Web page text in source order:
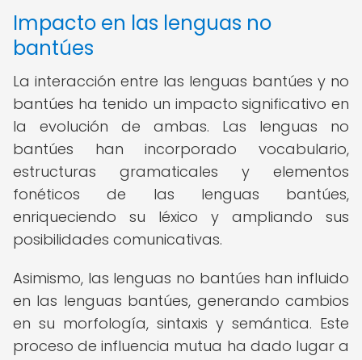
Impacto en las lenguas no
bantúes
La interacción entre las lenguas bantúes y no
bantúes ha tenido un impacto significativo en
la evolución de ambas. Las lenguas no
bantúes han incorporado vocabulario,
estructuras gramaticales y elementos
fonéticos de las lenguas bantúes,
enriqueciendo su léxico y ampliando sus
posibilidades comunicativas.
Asimismo, las lenguas no bantúes han influido
en las lenguas bantúes, generando cambios
en su morfología, sintaxis y semántica. Este
proceso de influencia mutua ha dado lugar a